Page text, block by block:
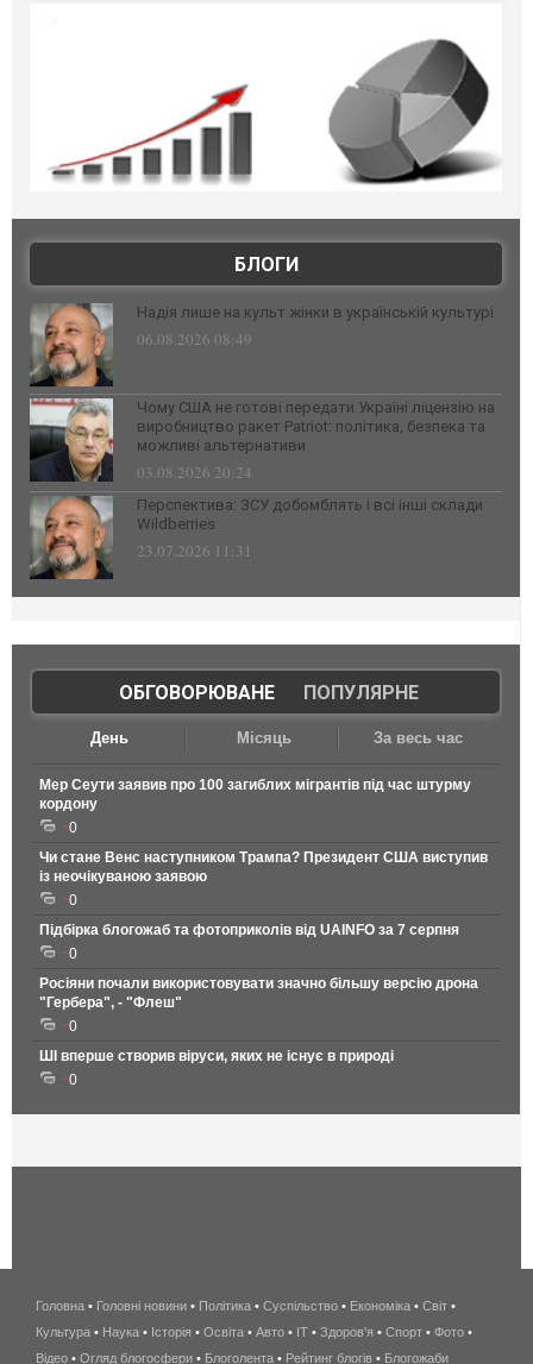
БЛОГИ
Надія лише на культ жінки в українській культурі
06.08.2026 08:49
Чому США не готові передати Україні ліцензію на
виробництво ракет Patriot: політика, безпека та
можливі альтернативи
03.08.2026 20:24
Перспектива: ЗСУ добомблять і всі інші склади
Wildberries
23.07.2026 11:31
ОБГОВОРЮВАНЕ| ПОПУЛЯРНЕ
День Місяць За весь час
Мер Сеути заявив про 100 загиблих мігрантів під час штурму
кордону
0
Чи стане Венс наступником Трампа? Президент США виступив
із неочікуваною заявою
0
Підбірка блогожаб та фотоприколів від UAINFO за 7 серпня
0
Росіяни почали використовувати значно більшу версію дрона
"Гербера", - "Флеш"
0
ШІ вперше створив віруси, яких не існує в природі
0
беспроводной
интернет
киев
Головна • Головні новини • Політика • Суспільство • Економіка • Світ •
Культура • Наука • Історія • Освіта • Авто • IT • Здоров'я • Спорт • Фото •
Відео • Огляд блогосфери • Блоголента • Рейтинг блогів • Блогожаби